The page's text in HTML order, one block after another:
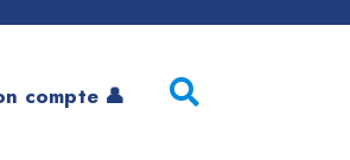
compte 👤